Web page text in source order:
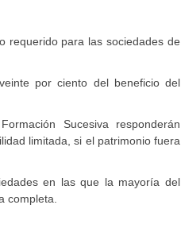
requerido para las sociedades de
por ciento del beneficio del
Sucesiva responderán
limitada, si el patrimonio fuera
en las que la mayoría del
completa.